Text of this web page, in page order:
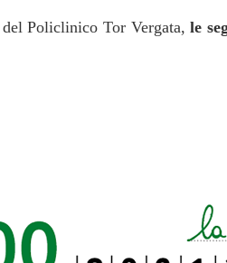
Policlinico Tor Vergata,le